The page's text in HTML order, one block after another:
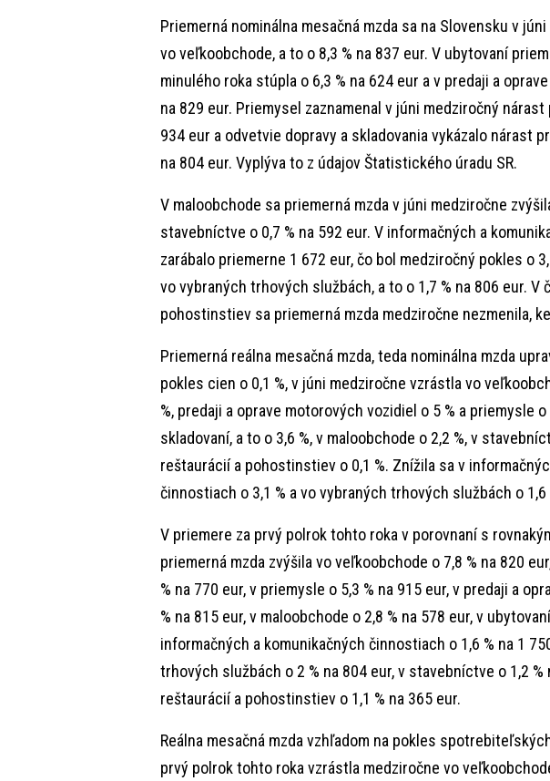
Priemerná nominálna mesačná mzda sa na Slovensku v
vo veľkoobchode, a to o 8,3 % na 837 eur. V ubytovaní
minulého roka stúpla o 6,3 % na 624 eur a v predaji a
na 829 eur. Priemysel zaznamenal v júni medziročný nárast
934 eur a odvetvie dopravy a skladovania vykázalo nárast
na 804 eur. Vyplýva to z údajov Štatistického úradu SR.
V maloobchode sa priemerná mzda v júni medziročne
stavebníctve o 0,7 % na 592 eur. V informačných a
zarábalo priemerne 1 672 eur, čo bol medziročný pokles o
vo vybraných trhových službách, a to o 1,7 % na 806 eur.
pohostinstiev sa priemerná mzda medziročne nezmenila,
Priemerná reálna mesačná mzda, teda nominálna mzda
pokles cien o 0,1 %, v júni medziročne vzrástla vo
%, predaji a oprave motorových vozidiel o 5 % a priemysle
skladovaní, a to o 3,6 %, v maloobchode o 2,2 %, v
reštaurácií a pohostinstiev o 0,1 %. Znížila sa v
činnostiach o 3,1 % a vo vybraných trhových službách o 1,6
V priemere za prvý polrok tohto roka v porovnaní s
priemerná mzda zvýšila vo veľkoobchode o 7,8 % na 820
% na 770 eur, v priemysle o 5,3 % na 915 eur, v predaji a
% na 815 eur, v maloobchode o 2,8 % na 578 eur, v
informačných a komunikačných činnostiach o 1,6 % na 1
trhových službách o 2 % na 804 eur, v stavebníctve o 1,2
reštaurácií a pohostinstiev o 1,1 % na 365 eur.
Reálna mesačná mzda vzhľadom na pokles
prvý polrok tohto roka vzrástla medziročne vo